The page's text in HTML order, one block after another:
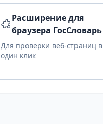
Расширение для
браузера ГосСловарь
Для проверки веб-страниц в
один клик